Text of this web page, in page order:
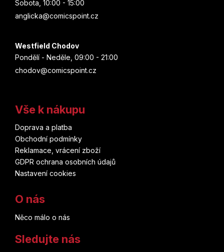
Sobota, 10:00 - 15:00
anglicka@comicspoint.cz
Westfield Chodov
Pondělí - Neděle, 09:00 - 21:00
chodov@comicspoint.cz
Vše k nákupu
Doprava a platba
Obchodní podmínky
Reklamace, vrácení zboží
GDPR ochrana osobních údajů
Nastavení cookies
O nás
Něco málo o nás
Sledujte nás